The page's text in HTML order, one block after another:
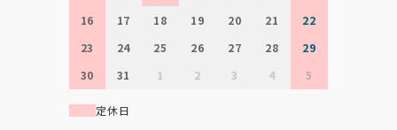
16
17 18 19 20 21
22
23
24 25 26 27 28
29
30
31 1 2 3 4 5
定休日